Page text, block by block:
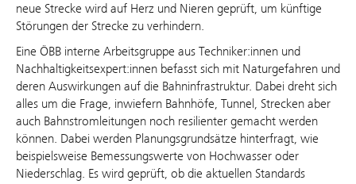
neue Strecke wird auf Herz und Nieren geprüft, um künftige
Störungen der Strecke zu verhindern.
Eine ÖBB interne Arbeitsgruppe aus Techniker:innen und
Nachhaltigkeitsexpert:innen befasst sich mit Naturgefahren und
deren Auswirkungen auf die Bahninfrastruktur. Dabei dreht sich
alles um die Frage, inwiefern Bahnhöfe, Tunnel, Strecken aber
auch Bahnstromleitungen noch resilienter gemacht werden
können. Dabei werden Planungsgrundsätze hinterfragt, wie
beispielsweise Bemessungswerte von Hochwasser oder
Niederschlag. Es wird geprüft, ob die aktuellen Standards